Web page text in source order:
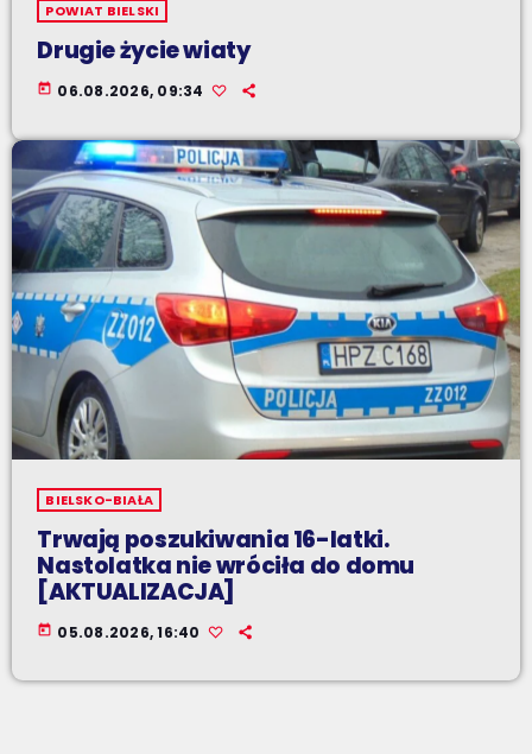
POWIAT BIELSKI
Drugie życie wiaty
today 06.08.2026, 09:34
BIELSKO-BIAŁA
Trwają poszukiwania 16-latki.
Nastolatka nie wróciła do domu
[AKTUALIZACJA]
today 05.08.2026, 16:40